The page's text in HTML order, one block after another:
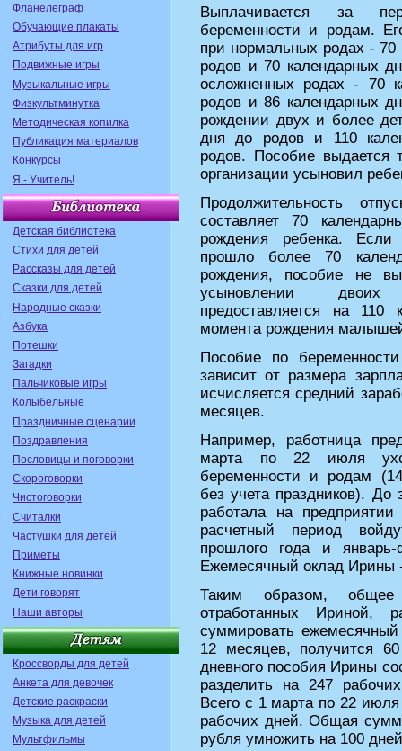
Фланелеграф
Обучающие плакаты
Атрибуты для игр
Подвижные игры
Музыкальные игры
Физкультминутка
Методическая копилка
Публикация материалов
Конкурсы
Я - Учитель!
Детская библиотека
Стихи для детей
Рассказы для детей
Сказки для детей
Народные сказки
Азбука
Потешки
Загадки
Пальчиковые игры
Колыбельные
Праздничные сценарии
Поздравления
Пословицы и поговорки
Скороговорки
Чистоговорки
Считалки
Частушки для детей
Приметы
Книжные новинки
Дети говорят
Наши авторы
Кроссворды для детей
Анкета для девочек
Детские раскраски
Музыка для детей
Мультфильмы
Выплачивается за
беременности и родам.
при нормальных родах - 70
родов и 70 календарных
осложненных родах - 70
родов и 86 календарных
рождении двух и более
дня до родов и 110
родов. Пособие выдается
организации усыновил
Продолжительность
составляет 70
рождения ребенка. Если
прошло более 70
рождения, пособие не
усыновлении
предоставляется на 110
момента рождения
Пособие по
зависит от размера
исчисляется средний
месяцев.
Например, работница
марта по 22 июля
беременности и родам
без учета праздников). До
работала на
расчетный период
прошлого года и январь-
Ежемесячный оклад Ирины
Таким образом, общее
отработанных Ириной,
суммировать
12 месяцев, получится
дневного пособия Ирины
разделить на 247
Всего с 1 марта по 22
рабочих дней. Общая
рубля умножить на 100